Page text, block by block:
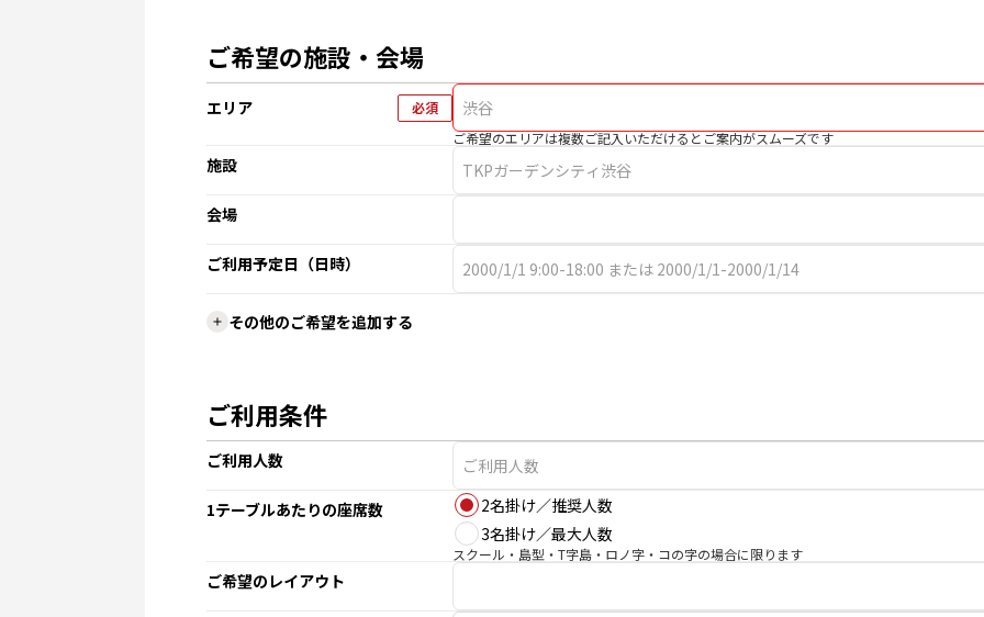
ご希望の施設・会場
エリア
必須
ご希望のエリアは複数ご記入いただけるとご案内がスムーズです
施設
会場
ご利用予定日（日時）
その他のご希望を追加する
ご利用条件
ご利用人数
1テーブルあたりの座席数
2名掛け／推奨人数
3名掛け／最大人数
スクール・島型・T字島・ロノ字・コの字の場合に限ります
ご希望のレイアウト